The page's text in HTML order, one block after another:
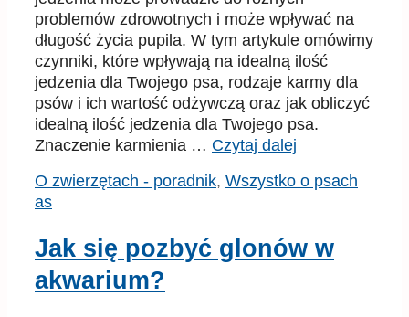
problemów zdrowotnych i może wpływać na
długość życia pupila. W tym artykule omówimy
czynniki, które wpływają na idealną ilość
jedzenia dla Twojego psa, rodzaje karmy dla
psów i ich wartość odżywczą oraz jak obliczyć
idealną ilość jedzenia dla Twojego psa.
Znaczenie karmienia … Czytaj dalej
Kategorie
O zwierzętach - poradnik, Wszystko o psach
as
Jak się pozbyć glonów w
akwarium?